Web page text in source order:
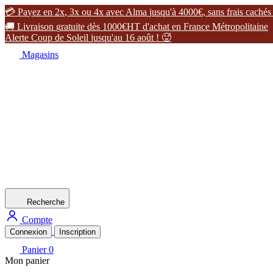
 Payez en 2x, 3x ou 4x avec Alma jusqu'à 4000€, sans frais cachés
 Livraison gratuite dès 1000€HT d'achat en France Métropolitaine
Alerte Coup de Soleil jusqu'au 16 août ! 
Magasins
Recherche
Compte
Connexion Inscription
Panier 0
Mon panier